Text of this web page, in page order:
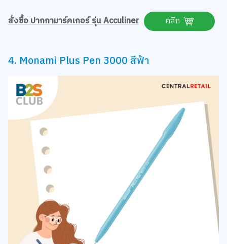
สั่งซื้อ ปากกามาร์คเกอร์ รุ่น Acculiner
คลิก
4. Monami Plus Pen 3000 สีฟ้า